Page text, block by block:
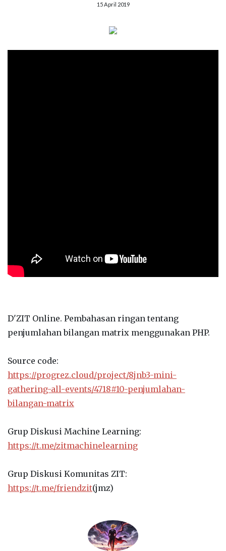
15 April 2019
D'ZIT Online. Pembahasan ringan tentang
penjumlahan bilangan matrix menggunakan PHP.
Source code:
https://progrez.cloud/project/8jnb3-mini-
gathering-all-events/4718#10-penjumlahan-
bilangan-matrix
Grup Diskusi Machine Learning:
https://t.me/zitmachinelearning
Grup Diskusi Komunitas ZIT:
https://t.me/friendzit(jmz)